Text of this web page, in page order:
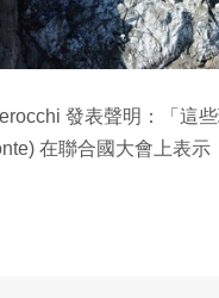
發表聲明：「這
在聯合國大會上表